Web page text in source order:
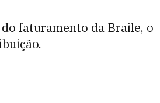
faturamento da Braile, o